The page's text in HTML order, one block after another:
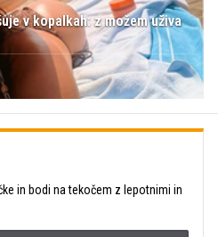
v kopalkah: z možem uživa
in bodi na tekočem z lepotnimi in